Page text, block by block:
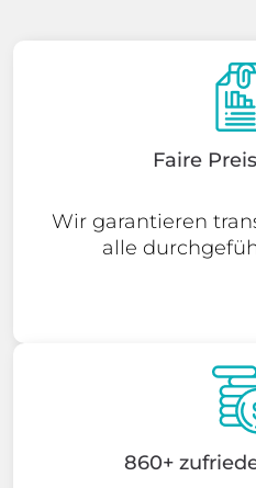
Faire
Wir garantieren
alle
860+